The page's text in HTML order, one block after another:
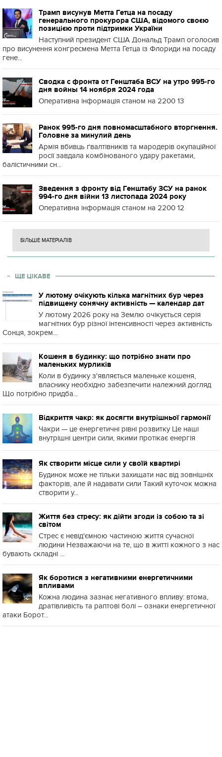
Трамп висунув Метта Гетца на посаду
генерального прокурора США, відомого своєю
позицією проти підтримки України
Наступний президент США Дональд Трамп оголосив
про висунення конгресмена Метта Гетца із Флориди на посаду
гене...
Сводка с фронта от Генштаба ВСУ на утро 995-го
дня войны 14 ноября 2024 года
Оперативна інформація станом на 2200 13
Ранок 995-го дня повномасштабного вторгнення.
Головне за минулий день
Армія вбивць ґвалтівників та мародерів окупаційної
росії завдала комбінованого удару ракетами,
балістичними сн...
Зведення з фронту від Генштабу ЗСУ на ранок
994-го дня війни 13 листопада 2024 року
Оперативна інформація станом на 2200 12
БІЛЬШЕ МАТЕРІАЛІВ
ЩЕ ЦІКАВЕ
У лютому очікують кілька магнітних бур через
підвищену сонячну активність — календар дат
У лютому 2026 року на Землю очікується серія
магнітних бур різної інтенсивності через активність
Сонця, зокрем...
Кошеня в будинку: що потрібно знати про
маленьких мурликів
Коли в будинку з'являється маленьке кошеня,
власнику необхідно забезпечити належний догляд
Що потрібно придба...
Відкриття чакр: як досягти внутрішньої гармонії
Чакри — це енергетичні рівні розвитку Це наші
внутрішні центри сили, якими протікає енергія
Як створити місце сили у своїй квартирі
Будинок може не тільки захищати нас від зовнішніх
факторів, але й надавати сили Такий куточок можна
створити у...
Життя без стресу: як дійти згоди із собою та зі
світом
Стрес є невід'ємною частиною життя сучасної
людини Незважаючи на те, що в житті кожного з нас
бувають складні ...
Як боротися з негативними енергетичними
впливами
Кожна людина зазнає негативного впливу: втома,
дратівливість та раптові болі – ознаки енергетичної
атаки Борот...